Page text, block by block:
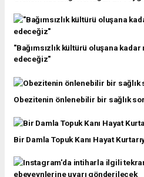
"Bağımsızlık kültürü oluşana
edeceğiz"
Obezitenin önlenebilir bir sağlık
Bir Damla Topuk Kanı Hayat